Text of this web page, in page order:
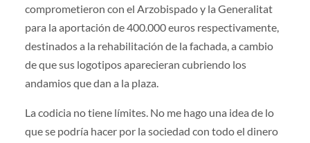
comprometieron con el Arzobispado y la Generalitat
para la aportación de 400.000 euros respectivamente,
destinados a la rehabilitación de la fachada, a cambio
de que sus logotipos aparecieran cubriendo los
andamios que dan a la plaza.
La codicia no tiene límites. No me hago una idea de lo
que se podría hacer por la sociedad con todo el dinero